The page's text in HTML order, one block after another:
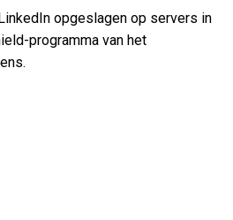
opgeslagen op servers in
programma van het